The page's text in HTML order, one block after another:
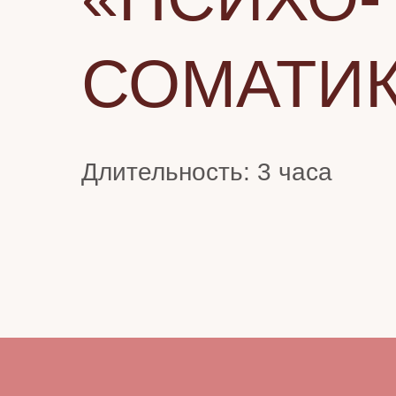
Длительность: 3 часа